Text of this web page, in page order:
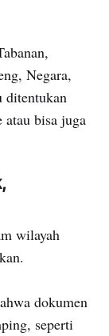
Negara,
ditentukan
bisa juga
wilayah
dokumen
seperti